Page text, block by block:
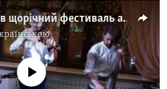
У Києві стартував щорічний фестиваль американського кіно «Незалежність». Відео
currently available